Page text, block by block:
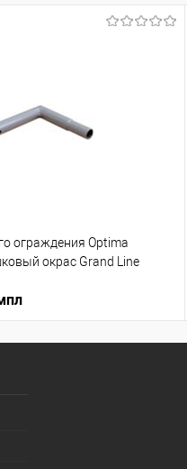
ограждения Optima
окрас Grand Line